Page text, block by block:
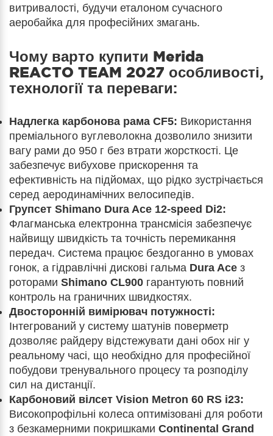
витривалості, будучи еталоном сучасного
аеробайка для професійних змагань.
Чому варто купити Merida
REACTO TEAM 2027 особливості,
технології та переваги:
Надлегка карбонова рама CF5: Використання
преміального вуглеволокна дозволило знизити
вагу рами до 950 г без втрати жорсткості. Це
забезпечує вибухове прискорення та
ефективність на підйомах, що рідко зустрічається
серед аеродинамічних велосипедів.
Групсет Shimano Dura Ace 12-speed Di2:
Флагманська електронна трансмісія забезпечує
найвищу швидкість та точність перемикання
передач. Система працює бездоганно в умовах
гонок, а гідравлічні дискові гальма Dura Ace з
роторами Shimano CL900 гарантують повний
контроль на граничних швидкостях.
Двосторонній вимірювач потужності:
Інтегрований у систему шатунів поверметр
дозволяє райдеру відстежувати дані обох ніг у
реальному часі, що необхідно для професійної
побудови тренувального процесу та розподілу
сил на дистанції.
Карбоновий вілсет Vision Metron 60 RS i23:
Високопрофільні колеса оптимізовані для роботи
з безкамерними покришками Continental Grand